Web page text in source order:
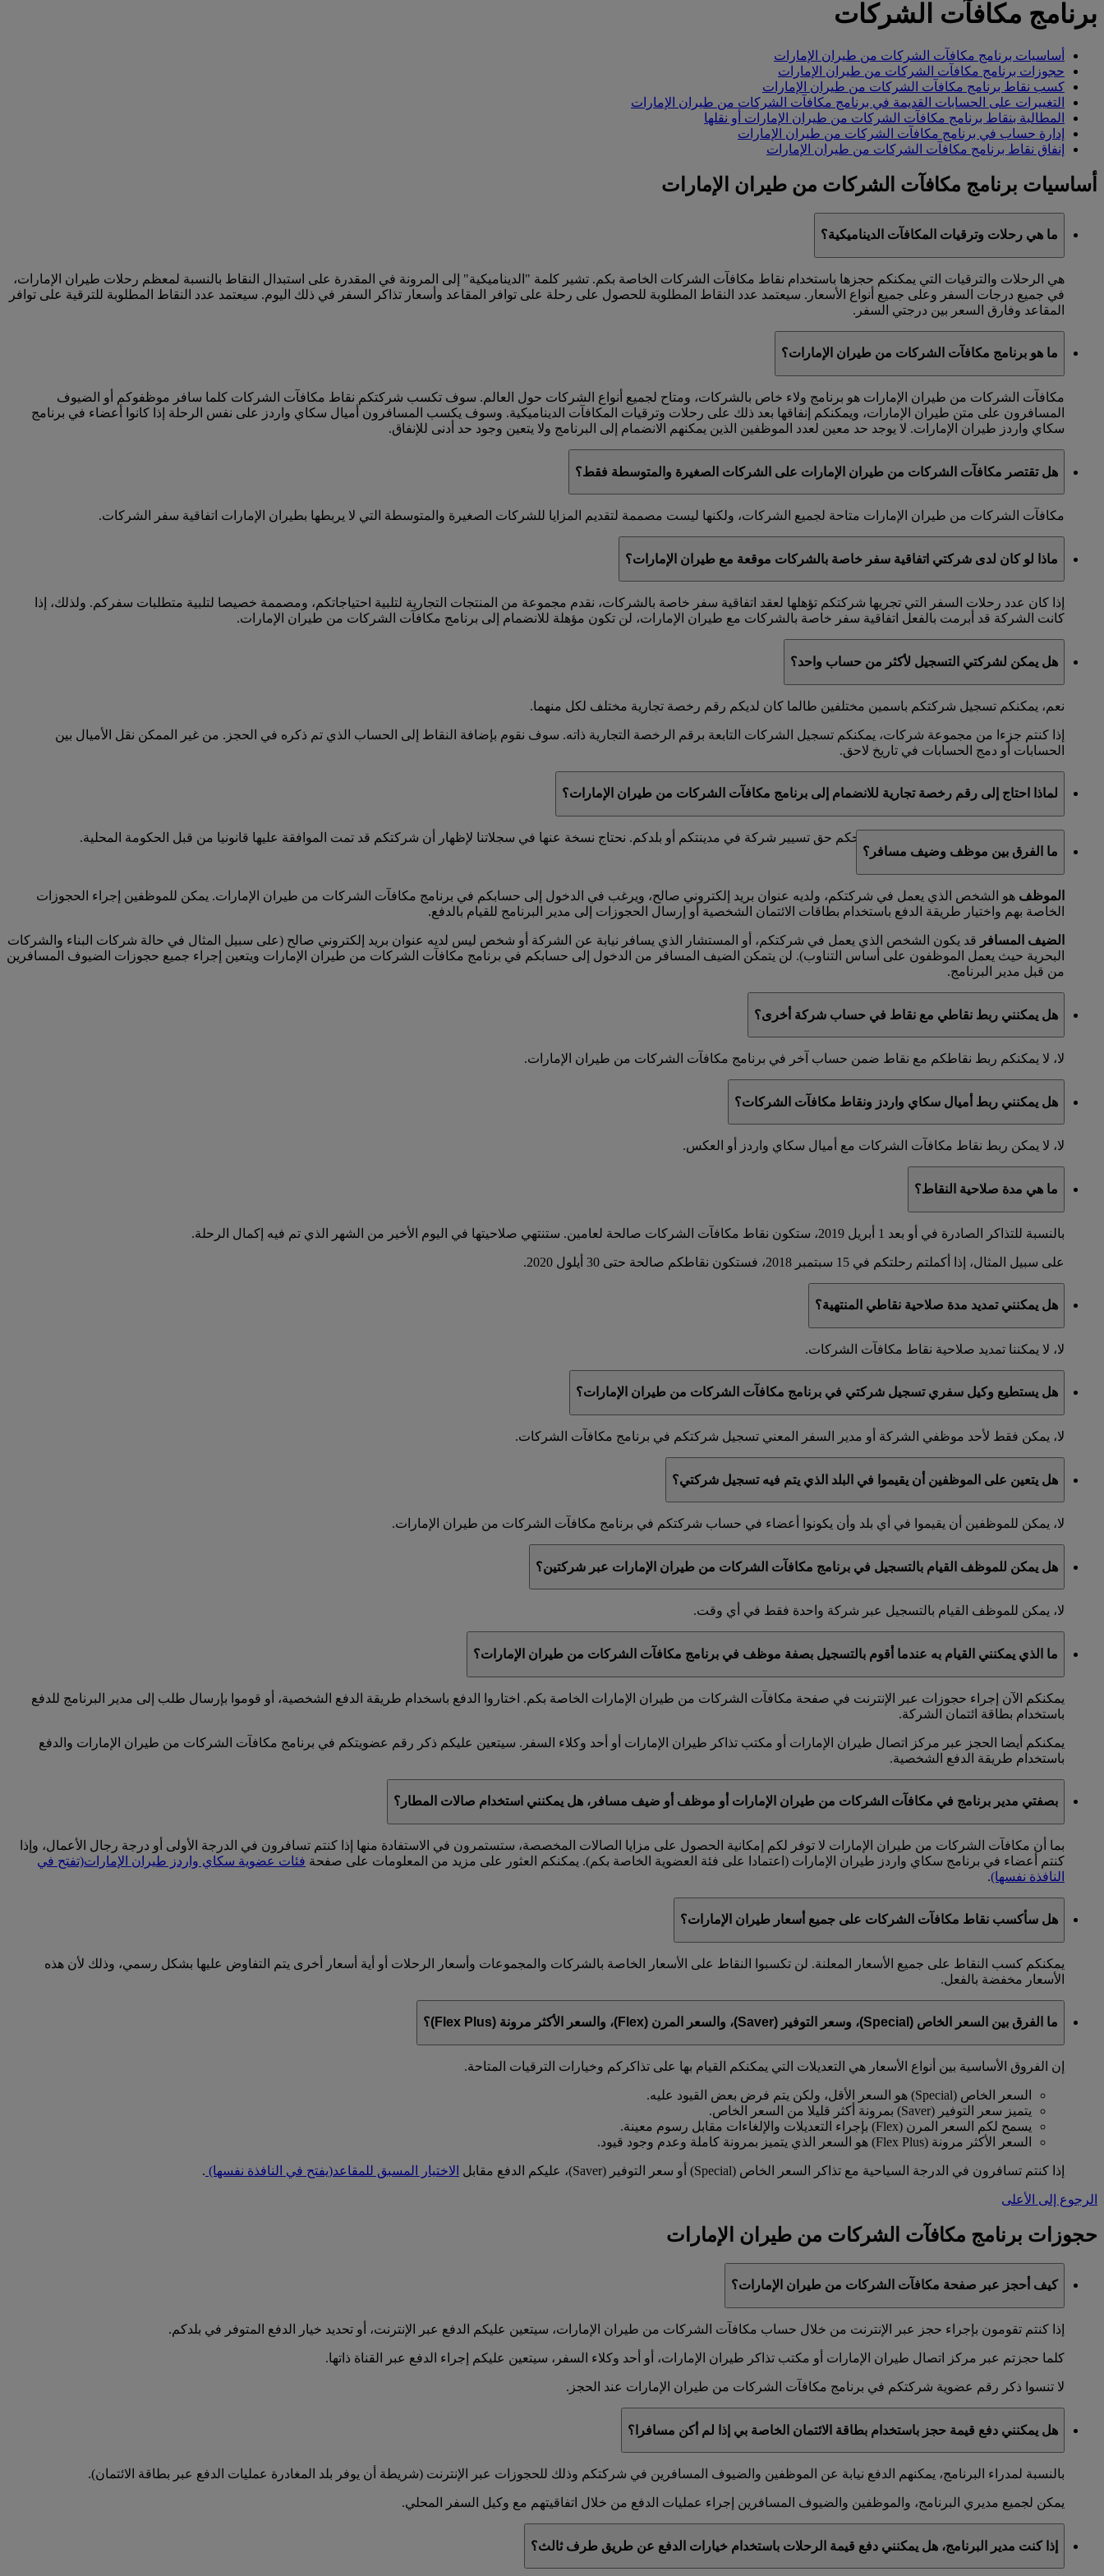
برنامج مكافآت الشركات
أساسيات برنامج مكافآت الشركات من طيران الإمارات
حجوزات برنامج مكافآت الشركات من طيران الإمارات
كسب نقاط برنامج مكافآت الشركات من طيران الإمارات
التغييرات على الحسابات القديمة في برنامج مكافآت الشركات من طيران الإمارات
المطالبة بنقاط برنامج مكافآت الشركات من طيران الإمارات أو نقلها
إدارة حساب في برنامج مكافآت الشركات من طيران الإمارات
إنفاق نقاط برنامج مكافآت الشركات من طيران الإمارات
أساسيات برنامج مكافآت الشركات من طيران الإمارات
ما هي رحلات وترقيات المكافآت الديناميكية؟
هي الرحلات والترقيات التي يمكنكم حجزها باستخدام نقاط مكافآت الشركات الخاصة بكم. تشير كلمة "الديناميكية" إلى المرونة في المقدرة على استبدال النقاط بالنسبة لمعظم رحلات طيران الإمارات،
في جميع درجات السفر وعلى جميع أنواع الأسعار. سيعتمد عدد النقاط المطلوبة للحصول على رحلة على توافر المقاعد وأسعار تذاكر السفر في ذلك اليوم. سيعتمد عدد النقاط المطلوبة للترقية على توافر
المقاعد وفارق السعر بين درجتي السفر.
ما هو برنامج مكافآت الشركات من طيران الإمارات؟
مكافآت الشركات من طيران الإمارات هو برنامج ولاء خاص بالشركات، ومتاح لجميع أنواع الشركات حول العالم. سوف تكسب شركتكم نقاط مكافآت الشركات كلما سافر موظفوكم أو الضيوف
المسافرون على متن طيران الإمارات، ويمكنكم إنفاقها بعد ذلك على رحلات وترقيات المكافآت الديناميكية. وسوف يكسب المسافرون أميال سكاي واردز على نفس الرحلة إذا كانوا أعضاء في برنامج
سكاي واردز طيران الإمارات. لا يوجد حد معين لعدد الموظفين الذين يمكنهم الانضمام إلى البرنامج ولا يتعين وجود حد أدنى للإنفاق.
هل تقتصر مكافآت الشركات من طيران الإمارات على الشركات الصغيرة والمتوسطة فقط؟
مكافآت الشركات من طيران الإمارات متاحة لجميع الشركات، ولكنها ليست مصممة لتقديم المزايا للشركات الصغيرة والمتوسطة التي لا يربطها بطيران الإمارات اتفاقية سفر الشركات.
ماذا لو كان لدى شركتي اتفاقية سفر خاصة بالشركات موقعة مع طيران الإمارات؟
إذا كان عدد رحلات السفر التي تجريها شركتكم تؤهلها لعقد اتفاقية سفر خاصة بالشركات، نقدم مجموعة من المنتجات التجارية لتلبية احتياجاتكم، ومصممة خصيصا لتلبية متطلبات سفركم. ولذلك، إذا
كانت الشركة قد أبرمت بالفعل اتفاقية سفر خاصة بالشركات مع طيران الإمارات، لن تكون مؤهلة للانضمام إلى برنامج مكافآت الشركات من طيران الإمارات.
هل يمكن لشركتي التسجيل لأكثر من حساب واحد؟
نعم، يمكنكم تسجيل شركتكم باسمين مختلفين طالما كان لديكم رقم رخصة تجارية مختلف لكل منهما.
إذا كنتم جزءا من مجموعة شركات، يمكنكم تسجيل الشركات التابعة برقم الرخصة التجارية ذاته. سوف نقوم بإضافة النقاط إلى الحساب الذي تم ذكره في الحجز. من غير الممكن نقل الأميال بين
الحسابات أو دمج الحسابات في تاريخ لاحق.
لماذا احتاج إلى رقم رخصة تجارية للانضمام إلى برنامج مكافآت الشركات من طيران الإمارات؟
رخصتكم التجارية هي مستند قانوني يمنحكم حق تسيير شركة في مدينتكم أو بلدكم. نحتاج نسخة عنها في سجلاتنا لإظهار أن شركتكم قد تمت الموافقة عليها قانونيا من قبل الحكومة المحلية.
ما الفرق بين موظف وضيف مسافر؟
الموظف هو الشخص الذي يعمل في شركتكم، ولديه عنوان بريد إلكتروني صالح، ويرغب في الدخول إلى حسابكم في برنامج مكافآت الشركات من طيران الإمارات. يمكن للموظفين إجراء الحجوزات
الخاصة بهم واختيار طريقة الدفع باستخدام بطاقات الائتمان الشخصية أو إرسال الحجوزات إلى مدير البرنامج للقيام بالدفع.
الضيف المسافر قد يكون الشخص الذي يعمل في شركتكم، أو المستشار الذي يسافر نيابة عن الشركة أو شخص ليس لديه عنوان بريد إلكتروني صالح (على سبيل المثال في حالة شركات البناء والشركات
البحرية حيث يعمل الموظفون على أساس التناوب). لن يتمكن الضيف المسافر من الدخول إلى حسابكم في برنامج مكافآت الشركات من طيران الإمارات ويتعين إجراء جميع حجوزات الضيوف المسافرين
من قبل مدير البرنامج.
هل يمكنني ربط نقاطي مع نقاط في حساب شركة أخرى؟
لا، لا يمكنكم ربط نقاطكم مع نقاط ضمن حساب آخر في برنامج مكافآت الشركات من طيران الإمارات.
هل يمكنني ربط أميال سكاي واردز ونقاط مكافآت الشركات؟
لا، لا يمكن ربط نقاط مكافآت الشركات مع أميال سكاي واردز أو العكس.
ما هي مدة صلاحية النقاط؟
بالنسبة للتذاكر الصادرة في أو بعد 1 أبريل 2019، ستكون نقاط مكافآت الشركات صالحة لعامين. ستنتهي صلاحيتها في اليوم الأخير من الشهر الذي تم فيه إكمال الرحلة.
على سبيل المثال، إذا أكملتم رحلتكم في 15 سبتمبر 2018، فستكون نقاطكم صالحة حتى 30 أيلول 2020.
هل يمكنني تمديد مدة صلاحية نقاطي المنتهية؟
لا، لا يمكننا تمديد صلاحية نقاط مكافآت الشركات.
هل يستطيع وكيل سفري تسجيل شركتي في برنامج مكافآت الشركات من طيران الإمارات؟
لا، يمكن فقط لأحد موظفي الشركة أو مدير السفر المعني تسجيل شركتكم في برنامج مكافآت الشركات.
هل يتعين على الموظفين أن يقيموا في البلد الذي يتم فيه تسجيل شركتي؟
لا، يمكن للموظفين أن يقيموا في أي بلد وأن يكونوا أعضاء في حساب شركتكم في برنامج مكافآت الشركات من طيران الإمارات.
هل يمكن للموظف القيام بالتسجيل في برنامج مكافآت الشركات من طيران الإمارات عبر شركتين؟
لا، يمكن للموظف القيام بالتسجيل عبر شركة واحدة فقط في أي وقت.
ما الذي يمكنني القيام به عندما أقوم بالتسجيل بصفة موظف في برنامج مكافآت الشركات من طيران الإمارات؟
يمكنكم الآن إجراء حجوزات عبر الإنترنت في صفحة مكافآت الشركات من طيران الإمارات الخاصة بكم. اختاروا الدفع باسخدام طريقة الدفع الشخصية، أو قوموا بإرسال طلب إلى مدير البرنامج للدفع
باستخدام بطاقة ائتمان الشركة.
يمكنكم أيضا الحجز عبر مركز اتصال طيران الإمارات أو مكتب تذاكر طيران الإمارات أو أحد وكلاء السفر. سيتعين عليكم ذكر رقم عضويتكم في برنامج مكافآت الشركات من طيران الإمارات والدفع
باستخدام طريقة الدفع الشخصية.
بصفتي مدير برنامج في مكافآت الشركات من طيران الإمارات أو موظف أو ضيف مسافر، هل يمكنني استخدام صالات المطار؟
بما أن مكافآت الشركات من طيران الإمارات لا توفر لكم إمكانية الحصول على مزايا الصالات المخصصة، ستستمرون في الاستفادة منها إذا كنتم تسافرون في الدرجة الأولى أو درجة رجال الأعمال، وإذا
كنتم أعضاء في برنامج سكاي واردز طيران الإمارات (اعتمادا على فئة العضوية الخاصة بكم). يمكنكم العثور على مزيد من المعلومات على صفحة فئات عضوية سكاي واردز طيران الإمارات(تفتح في
النافذة نفسها).
هل سأكسب نقاط مكافآت الشركات على جميع أسعار طيران الإمارات؟
يمكنكم كسب النقاط على جميع الأسعار المعلنة. لن تكسبوا النقاط على الأسعار الخاصة بالشركات والمجموعات وأسعار الرحلات أو أية أسعار أخرى يتم التفاوض عليها بشكل رسمي، وذلك لأن هذه
الأسعار مخفضة بالفعل.
ما الفرق بين السعر الخاص (Special)، وسعر التوفير (Saver)، والسعر المرن (Flex)، والسعر الأكثر مرونة (Flex Plus)؟
إن الفروق الأساسية بين أنواع الأسعار هي التعديلات التي يمكنكم القيام بها على تذاكركم وخيارات الترقيات المتاحة.
السعر الخاص (Special) هو السعر الأقل، ولكن يتم فرض بعض القيود عليه.
يتميز سعر التوفير (Saver) بمرونة أكثر قليلا من السعر الخاص.
يسمح لكم السعر المرن (Flex) بإجراء التعديلات والإلغاءات مقابل رسوم معينة.
السعر الأكثر مرونة (Flex Plus) هو السعر الذي يتميز بمرونة كاملة وعدم وجود قيود.
إذا كنتم تسافرون في الدرجة السياحية مع تذاكر السعر الخاص (Special) أو سعر التوفير (Saver)، عليكم الدفع مقابل الاختيار المسبق للمقاعد(يفتح في النافذة نفسها) .
الرجوع إلى الأعلى
حجوزات برنامج مكافآت الشركات من طيران الإمارات
كيف أحجز عبر صفحة مكافآت الشركات من طيران الإمارات؟
إذا كنتم تقومون بإجراء حجز عبر الإنترنت من خلال حساب مكافآت الشركات من طيران الإمارات، سيتعين عليكم الدفع عبر الإنترنت، أو تحديد خيار الدفع المتوفر في بلدكم.
كلما حجزتم عبر مركز اتصال طيران الإمارات أو مكتب تذاكر طيران الإمارات، أو أحد وكلاء السفر، سيتعين عليكم إجراء الدفع عبر القناة ذاتها.
لا تنسوا ذكر رقم عضوية شركتكم في برنامج مكافآت الشركات من طيران الإمارات عند الحجز.
هل يمكنني دفع قيمة حجز باستخدام بطاقة الائتمان الخاصة بي إذا لم أكن مسافرا؟
بالنسبة لمدراء البرنامج، يمكنهم الدفع نيابة عن الموظفين والضيوف المسافرين في شركتكم وذلك للحجوزات عبر الإنترنت (شريطة أن يوفر بلد المغادرة عمليات الدفع عبر بطاقة الائتمان).
يمكن لجميع مديري البرنامج، والموظفين والضيوف المسافرين إجراء عمليات الدفع من خلال اتفاقيتهم مع وكيل السفر المحلي.
إذا كنت مدير البرنامج، هل يمكنني دفع قيمة الرحلات باستخدام خيارات الدفع عن طريق طرف ثالث؟